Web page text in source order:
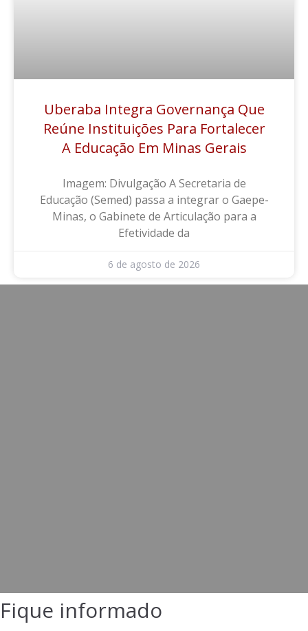
Uberaba Integra Governança Que
Reúne Instituições Para Fortalecer
A Educação Em Minas Gerais
Imagem: Divulgação A Secretaria de
Educação (Semed) passa a integrar o Gaepe-
Minas, o Gabinete de Articulação para a
Efetividade da
6 de agosto de 2026
Fique informado